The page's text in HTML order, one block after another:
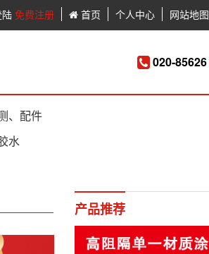
免费注册 首页 个人中心 网站地图
020-85626
、配件
水
产品推荐